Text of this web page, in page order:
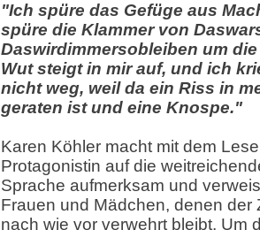
"Ich spüre das Gefüge aus
spüre die Klammer von
Daswirdimmersobleiben um
Wut steigt in mir auf, und ich
nicht weg, weil da ein Riss in
geraten ist und eine Knospe."
Karen Köhler macht mit dem
Protagonistin auf die
Sprache aufmerksam und
Frauen und Mädchen, denen der
nach wie vor verwehrt bleibt. Um